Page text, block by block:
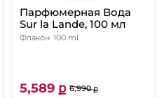
Парфюмерная Вода
Sur la Lande, 100 мл
Флакон 100 ml
5,589 ք 6,990 ք